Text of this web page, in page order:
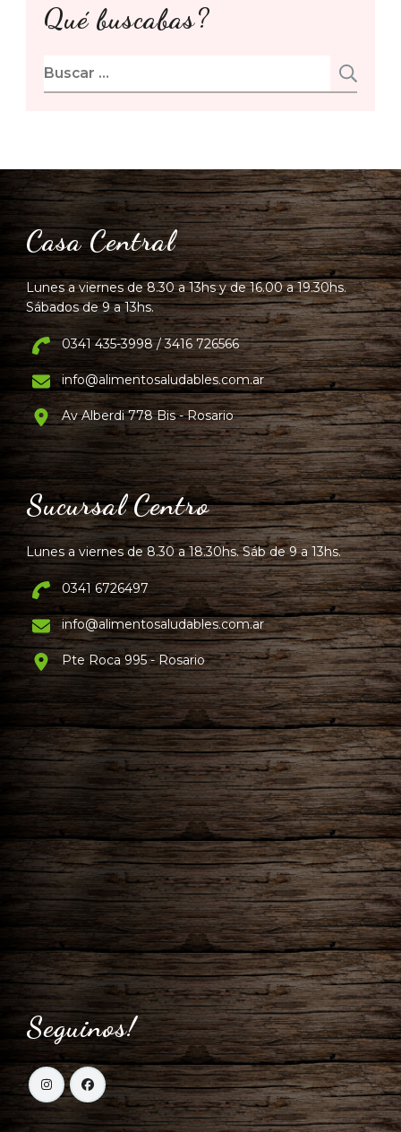
Qué buscabas?
Buscar:
Casa Central
Lunes a viernes de 8.30 a 13hs y de 16.00 a 19.30hs.
Sábados de 9 a 13hs.
0341 435-3998 / 3416 726566
info@alimentosaludables.com.ar
Av Alberdi 778 Bis - Rosario
Sucursal Centro
Lunes a viernes de 8.30 a 18.30hs. Sáb de 9 a 13hs.
0341 6726497
info@alimentosaludables.com.ar
Pte Roca 995 - Rosario
Seguinos!